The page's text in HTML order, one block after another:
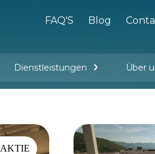
FAQ'S Blog
Dienstleistungen Über
AKTIE